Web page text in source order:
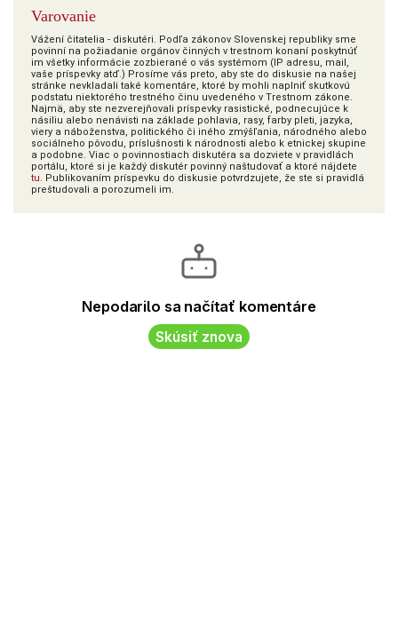
Varovanie
Vážení čitatelia - diskutéri. Podľa zákonov Slovenskej republiky sme
povinní na požiadanie orgánov činných v trestnom konaní poskytnúť
im všetky informácie zozbierané o vás systémom (IP adresu, mail,
vaše príspevky atď.) Prosíme vás preto, aby ste do diskusie na našej
stránke nevkladali také komentáre, ktoré by mohli naplniť skutkovú
podstatu niektorého trestného činu uvedeného v Trestnom zákone.
Najmä, aby ste nezverejňovali príspevky rasistické, podnecujúce k
násiliu alebo nenávisti na základe pohlavia, rasy, farby pleti, jazyka,
viery a náboženstva, politického či iného zmýšľania, národného alebo
sociálneho pôvodu, príslušnosti k národnosti alebo k etnickej skupine
a podobne. Viac o povinnostiach diskutéra sa dozviete v pravidlách
portálu, ktoré si je každý diskutér povinný naštudovať a ktoré nájdete
tu. Publikovaním príspevku do diskusie potvrdzujete, že ste si pravidlá
preštudovali a porozumeli im.